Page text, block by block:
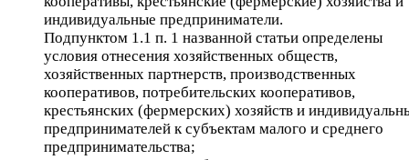
индивидуальные предприниматели.
Подпунктом 1.1 п. 1 названной статьи определены
условия отнесения хозяйственных обществ,
хозяйственных партнерств, производственных
кооперативов, потребительских кооперативов,
крестьянских (фермерских) хозяйств и
предпринимателей к субъектам малого и среднего
предпринимательства;